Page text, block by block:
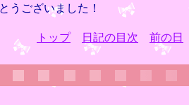
うございました！
トップ 日記の目次 前の日